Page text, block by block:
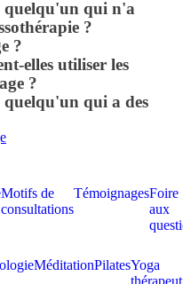
quelqu'un qui n'a
?
?
elles utiliser les
?
qui a des
Motifs de
consultations
TémoignagesFoire
aux
MéditationPilatesYoga